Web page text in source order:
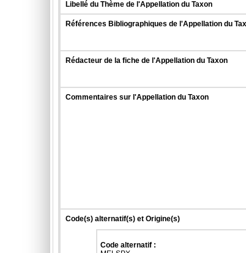
Libellé du Thème de l'Appellation du Taxon
Références Bibliographiques de l'Appellation du
Rédacteur de la fiche de l'Appellation du Taxon
Commentaires sur l'Appellation du Taxon
Code(s) alternatif(s) et Origine(s)
Code alternatif :